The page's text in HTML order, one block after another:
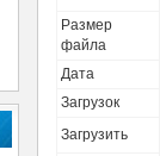
Размер
файла
Дата
Загрузок
Загрузить